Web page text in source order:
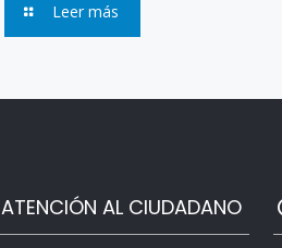
Leer más
ATENCIÓN AL CIUDADANO